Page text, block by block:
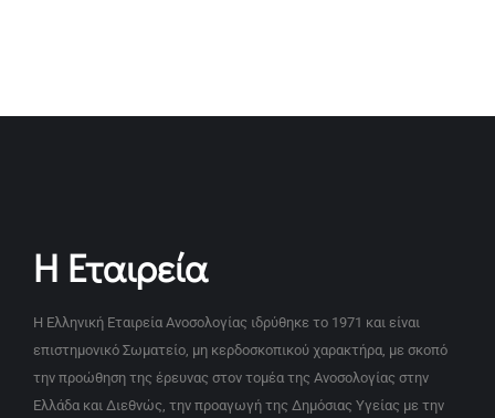
Η Εταιρεία
Η Ελληνική Εταιρεία Ανοσολογίας ιδρύθηκε το 1971 και είναι
επιστημονικό Σωματείο, μη κερδοσκοπικού χαρακτήρα, με σκοπό
την προώθηση της έρευνας στον τομέα της Ανοσολογίας στην
Ελλάδα και Διεθνώς, την προαγωγή της Δημόσιας Υγείας με την